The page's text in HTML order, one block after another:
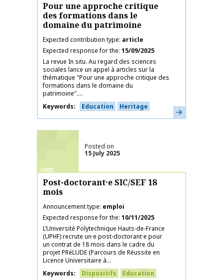
Pour une approche critique
des formations dans le
domaine du patrimoine
Expected contribution type article
Expected response for the 15/09/2025
La revue In situ. Au regard des sciences
sociales lance un appel à articles sur la
thématique "Pour une approche critique des
formations dans le domaine du
patrimoine"....
Keywords
Education Heritage Learn more
JOBS
Posted on
15 July 2025
Post-doctorant·e SIC/SEF 18
mois
Announcement type emploi
Expected response for the 10/11/2025
L’Université Polytechnique Hauts-de-France
(UPHF) recrute un·e post-doctorant·e pour
un contrat de 18 mois dans le cadre du
projet PRéLUDE (Parcours de Réussite en
Licence Universitaire à...
Keywords
Dispositifs
Education